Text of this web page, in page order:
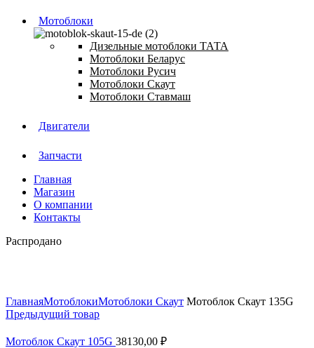
Мотоблоки
Дизельные мотоблоки ТАТА
Мотоблоки Беларус
Мотоблоки Русич
Мотоблоки Скаут
Мотоблоки Ставмаш
Двигатели
Запчасти
Главная
Магазин
О компании
Контакты
Распродано
ГлавнаяМотоблокиМотоблоки Скаут Мотоблок Скаут 135G
Предыдущий товар
Мотоблок Скаут 105G 38130,00 ₽